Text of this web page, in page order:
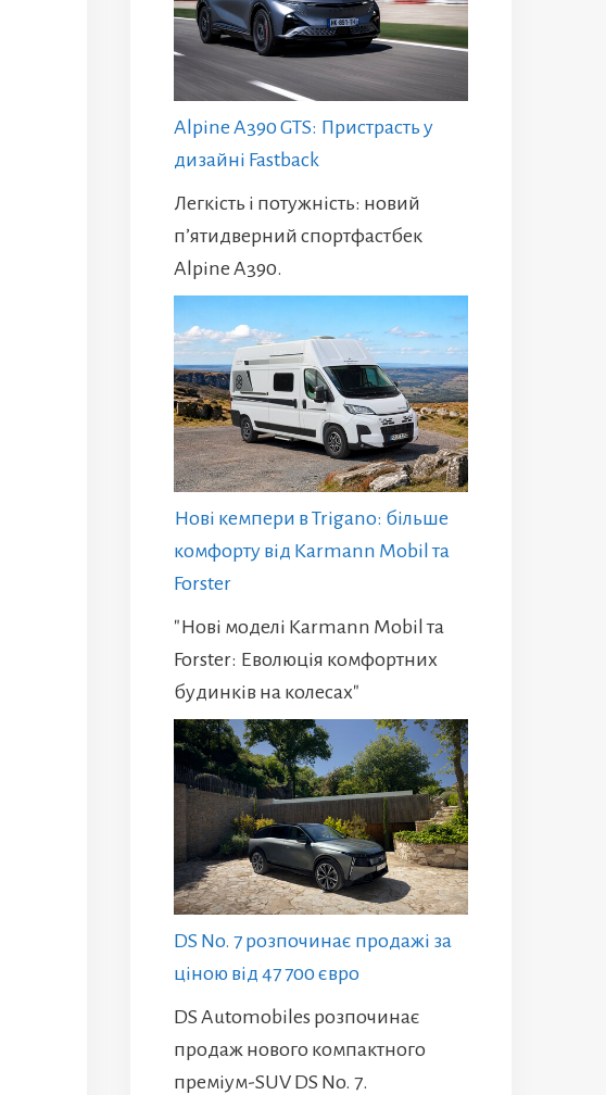
Alpine A390 GTS: Пристрасть у
дизайні Fastback
Легкість і потужність: новий
п’ятидверний спортфастбек
Alpine A390.
Нові кемпери в Trigano: більше
комфорту від Karmann Mobil та
Forster
"Нові моделі Karmann Mobil та
Forster: Еволюція комфортних
будинків на колесах"
DS No. 7 розпочинає продажі за
ціною від 47 700 євро
DS Automobiles розпочинає
продаж нового компактного
преміум-SUV DS No. 7.